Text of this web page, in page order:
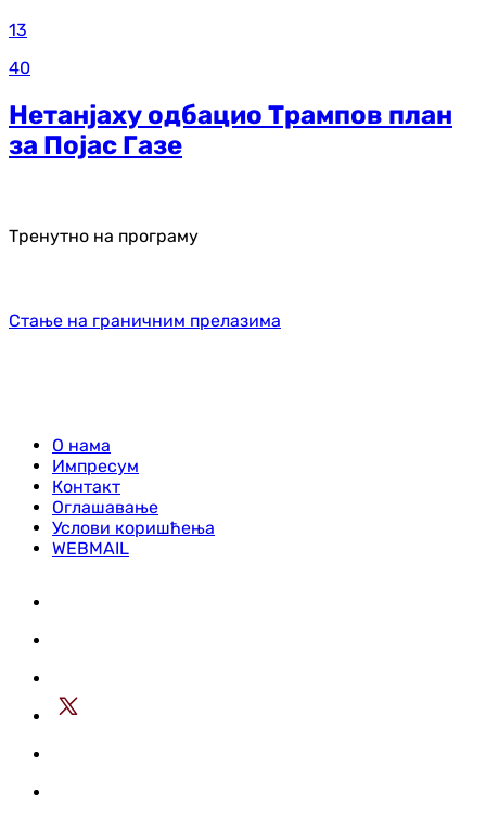
13
40
Нетанјаху одбацио Трампов план
за Појас Газе
Тренутно на програму
Стање на граничним прелазима
О нама
Импресум
Контакт
Оглашавање
Услови коришћења
WEBMAIL